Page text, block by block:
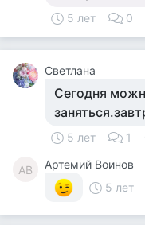
5 лет 0
Светлана
Сегодня
5 лет 1
АВ
Артемий Воинов
5 лет